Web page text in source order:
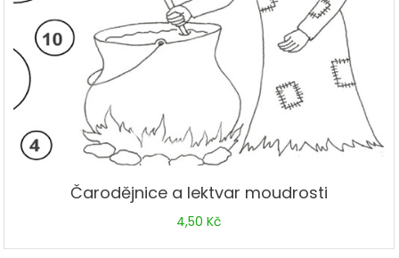
Čarodějnice a lektvar moudrosti
4,50Kč